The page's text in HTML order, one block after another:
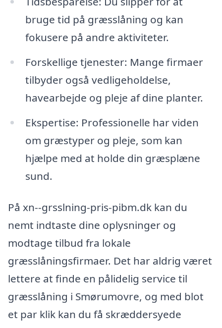
bruge tid på græsslåning og kan
fokusere på andre aktiviteter.
Forskellige tjenester: Mange firmaer
tilbyder også vedligeholdelse,
havearbejde og pleje af dine planter.
Ekspertise: Professionelle har viden
om græstyper og pleje, som kan
hjælpe med at holde din græsplæne
sund.
På xn--grsslning-pris-pibm.dk kan du
nemt indtaste dine oplysninger og
modtage tilbud fra lokale
græsslåningsfirmaer. Det har aldrig været
lettere at finde en pålidelig service til
græsslåning i Smørumovre, og med blot
et par klik kan du få skræddersyede